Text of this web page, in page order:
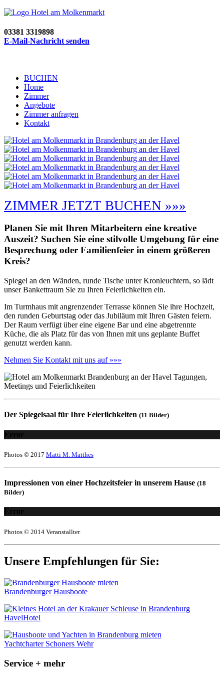
03381 3319898
E-Mail-Nachricht senden
BUCHEN
Home
Zimmer
Angebote
Zimmer anfragen
Kontakt
ZIMMER JETZT BUCHEN »»»
Planen Sie mit Ihren Mitarbeitern eine kreative
Auszeit? Suchen Sie eine stilvolle Umgebung für eine
Besprechung oder Familienfeier in einem größeren
Kreis?
Spiegel an den Wänden, runde Tische unter Kronleuchtern, so lädt
unser Bankettraum Sie zu Ihren Feierlichkeiten ein.
Im Turmhaus mit angrenzender Terrasse können Sie ihre Hochzeit,
den runden Geburtstag oder das Jubiläum mit Ihren Gästen feiern.
Der Raum verfügt über eine eigene Bar und eine abgetrennte
Küche, die als Platz für das von Ihnen mit uns geplante Buffet
genutzt werden kann.
Nehmen Sie Kontakt mit uns auf »»»
Der Spiegelsaal für Ihre Feierlichkeiten (11 Bilder)
Error
Photos © 2017 Matti M. Matthes
Impressionen von einer Hochzeitsfeier in unserem Hause (18
Bilder)
Error
Photos © 2014 Veranstallter
Unsere Empfehlungen für Sie:
Brandenburger Hausboote
HavelHotel
Yachtcharter Schoners Wehr
Service + mehr